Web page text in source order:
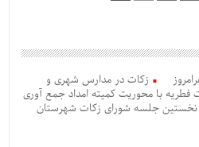
زکات در مدارس شهری و
با محوریت کمیته امداد جمع آوری
نخستین جلسه شورای زکات شهرستان